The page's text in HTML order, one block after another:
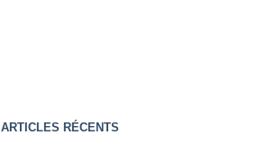
ARTICLES RÉCENTS